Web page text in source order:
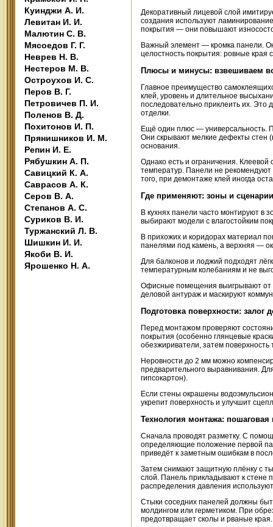
Куинджи А. И.
Левитан И. И.
Малютин С. В.
Мясоедов Г. Г.
Неврев Н. В.
Нестеров М. В.
Остроухов И. С.
Перов В. Г.
Петровичев П. И.
Поленов В. Д.
Похитонов И. П.
Прянишников И. М.
Репин И. Е.
Рябушкин А. П.
Савицкий К. А.
Саврасов А. К.
Серов В. А.
Степанов А. С.
Суриков В. И.
Туржанский Л. В.
Шишкин И. И.
Якоби В. И.
Ярошенко Н. А.
Декоративный лицевой слой
создания используют
покрытия — они повышают
Важный элемент — кромка панели.
целостность покрытия: ровные
Плюсы и минусы: взвешиваем
Главное преимущество
клей, уровень и длительное
последовательно приклеить их.
отделки.
Ещё один плюс — универсальность.
Они скрывают мелкие дефекты стен
основания.
Однако есть и ограничения.
температур. Панели не рекомендуют
того, при демонтаже клей иногда
Где применяют: зоны и сценарии
В кухнях панели часто монтируют в
выбирают модели с влагостойким
В прихожих и коридорах материал
панелями под камень, а верхняя —
Для балконов и лоджий подходят
температурным колебаниям и не
Офисные помещения выигрывают от
деловой антураж и маскируют
Подготовка поверхности: залог
Перед монтажом проверяют
покрытия (особенно глянцевые
обезжириватели, затем
Неровности до 2 мм можно
предварительного выравнивания.
гипсокартон).
Если стены окрашены
укрепит поверхность и улучшит
Технология монтажа: пошаговая
Сначала проводят разметку. С
определяющие положение первой
приведёт к заметным ошибкам в
Затем снимают защитную плёнку с
слой. Панель прикладывают к стене
распределения давления
Стыки соседних панелей должны
молдингом или герметиком. При
предотвращает сколы и рваные края.